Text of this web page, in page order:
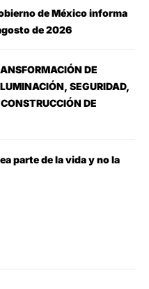
de México informa
de 2026
DE
SEGURIDAD,
DE
parte de la vida y no la